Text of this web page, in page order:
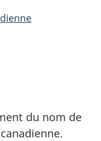
du nom de